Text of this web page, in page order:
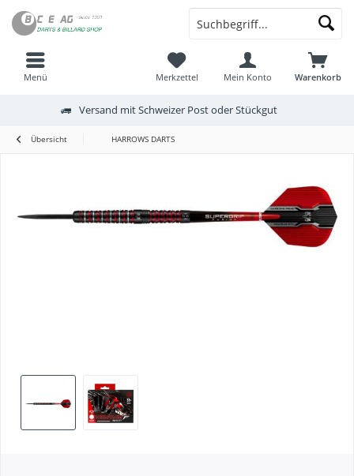
Menü Warenkorb
Merkzettel Mein Konto
Versand mit Schweizer Post oder Stückgut
Übersicht HARROWS DARTS